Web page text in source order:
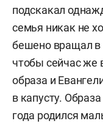
подскакал
семья никак не
бешено вращал в
чтобы сейчас же
образа и
в капусту.
года родился